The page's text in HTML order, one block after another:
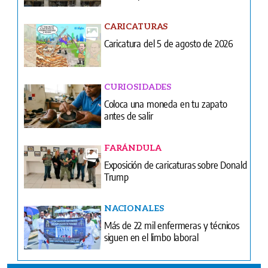
CARICATURAS
Caricatura del 5 de agosto de 2026
CURIOSIDADES
Coloca una moneda en tu zapato
antes de salir
FARÁNDULA
Exposición de caricaturas sobre Donald
Trump
NACIONALES
Más de 22 mil enfermeras y técnicos
siguen en el limbo laboral